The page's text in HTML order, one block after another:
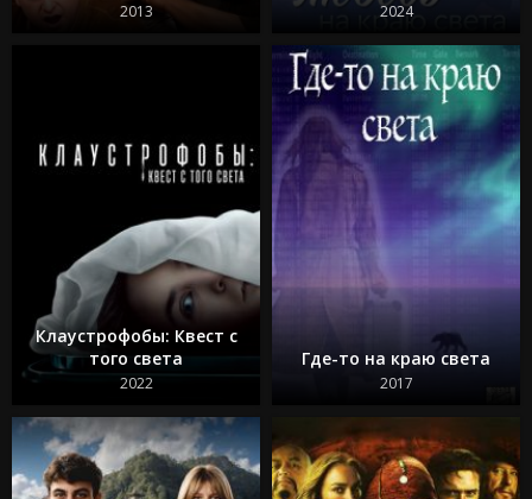
2013 2024
Клаустрофобы: Квест с
того света
2022
Где-то на краю света
2017